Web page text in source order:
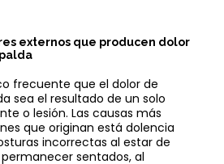
externos que producen dolor
frecuente que el dolor de
sea el resultado de un solo
o lesión. Las causas más
que originan está dolencia
incorrectas al estar de
permanecer sentados, al